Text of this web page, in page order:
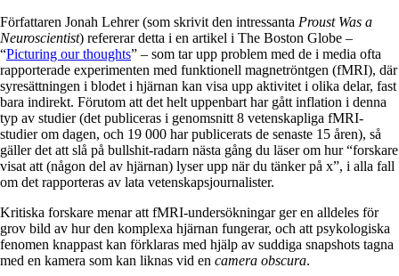
Författaren Jonah Lehrer (som skrivit den intressanta Proust Was a
Neuroscientist) refererar detta i en artikel i The Boston Globe –
“Picturing our thoughts” – som tar upp problem med de i media ofta
rapporterade experimenten med funktionell magnetröntgen (fMRI), där
syresättningen i blodet i hjärnan kan visa upp aktivitet i olika delar, fast
bara indirekt. Förutom att det helt uppenbart har gått inflation i denna
typ av studier (det publiceras i genomsnitt 8 vetenskapliga fMRI-
studier om dagen, och 19 000 har publicerats de senaste 15 åren), så
gäller det att slå på bullshit-radarn nästa gång du läser om hur “forskare
visat att (någon del av hjärnan) lyser upp när du tänker på x”, i alla fall
om det rapporteras av lata vetenskapsjournalister.
Kritiska forskare menar att fMRI-undersökningar ger en alldeles för
grov bild av hur den komplexa hjärnan fungerar, och att psykologiska
fenomen knappast kan förklaras med hjälp av suddiga snapshots tagna
med en kamera som kan liknas vid en camera obscura.